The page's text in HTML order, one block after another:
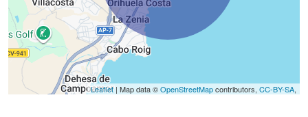
Leaflet| Map data ©OpenStreetMapcontributors, CC-BY-SA,